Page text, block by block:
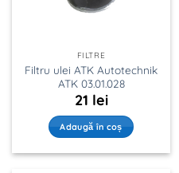
FILTRE
Filtru ulei ATK Autotechnik
ATK 03.01.028
21 lei
Adaugă în coș